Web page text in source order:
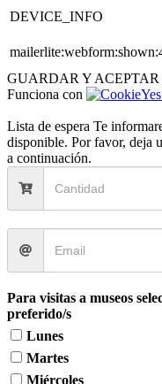
DEVICE_INFO
GUARDAR Y ACEPTAR
Funciona con
Lista de espera Te
disponible. Por favor, deja
a continuación.
Para visitas a museos
preferido/s
Lunes
Martes
Miércoles